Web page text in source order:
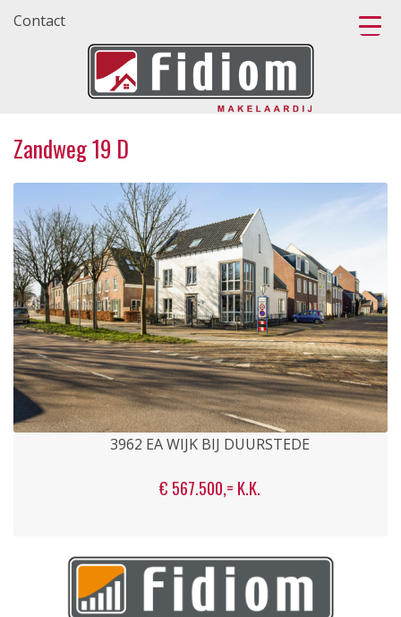
Contact
Zandweg 19 D
3962 EA WIJK BIJ DUURSTEDE
€ 567.500,= K.K.